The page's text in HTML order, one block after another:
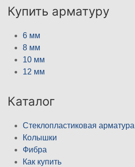
Купить арматуру
6 мм
8 мм
10 мм
12 мм
Каталог
Стеклопластиковая арматура
Колышки
Фибра
Как купить